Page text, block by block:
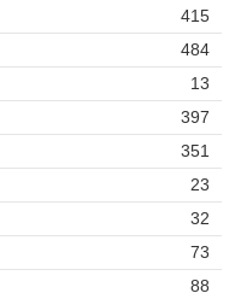
415
484
13
397
351
23
32
73
88